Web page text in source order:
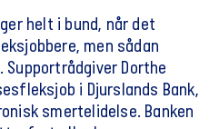
helt i bund, når det
men sådan
Dorthe
i Djurslands Bank,
smertelidelse. Banken